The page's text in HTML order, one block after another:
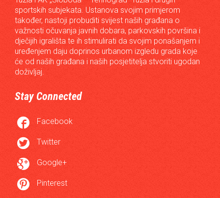
sportskih subjekata. Ustanova svojim primjerom
također, nastoji probuditi svijest naših građana o
važnosti očuvanja javnih dobara, parkovskih površina i
dječijih igrališta te ih stimulirati da svojim ponašanjem i
uređenjem daju doprinos urbanom izgledu grada koje
će od naših građana i naših posjetitelja stvoriti ugodan
doživljaj.
Stay Connected
 Facebook
 Twitter
 Google+
 Pinterest